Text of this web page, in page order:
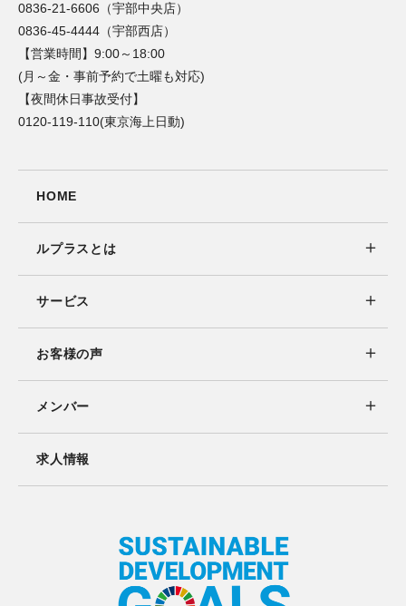
0836-21-6606（宇部中央店）
0836-45-4444（宇部西店）
【営業時間】9:00～18:00
(月～金・事前予約で土曜も対応)
【夜間休日事故受付】
0120-119-110(東京海上日動)
HOME
ルプラスとは
サービス
お客様の声
メンバー
求人情報